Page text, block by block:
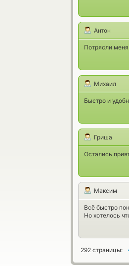
Антон
Потрясли
Михаил
Быстро и
Гриша
Остались
Максим
Всё быстро
Но хотелось
292 страницы: